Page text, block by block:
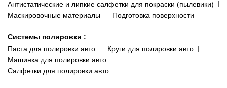
Антистатические и липкие салфетки для покраски (пылевики)
Маскировочные материалы
Подготовка поверхности
Системы полировки :
Паста для полировки авто
Круги для полировки авто
Машинка для полировки авто
Салфетки для полировки авто